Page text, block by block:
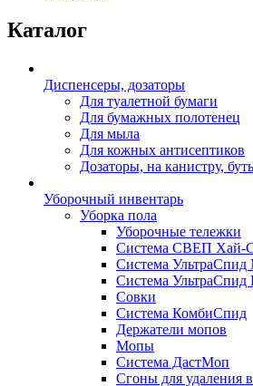
Каталог
Диспенсеры, дозаторы
Для туалетной бумаги
Для бумажных полотенец
Для мыла
Для кожных антисептиков
Дозаторы, на канистру,
Уборочный инвентарь
Уборка пола
Уборочные тележки
Система СВЕП Хай-
Система
Система УльтраСпид
Совки
Система КомбиСпид
Держатели мопов
Мопы
Система ДастМоп
Сгоны для удаления